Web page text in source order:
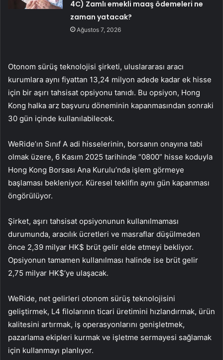
4C) Zamlı emekli maaş ödemeleri ne
zaman yatacak?
Ağustos 7, 2026
Otonom sürüş teknolojisi şirketi, uluslararası aracı
kurumlara aynı fiyattan 13,24 milyon adede kadar ek hisse
için bir aşırı tahsisat opsiyonu tanıdı. Bu opsiyon, Hong
Kong halka arz başvuru döneminin kapanmasından sonraki
30 gün içinde kullanılabilecek.
WeRide’ın Sınıf A adi hisselerinin, borsanın onayına tabi
olmak üzere, 6 Kasım 2025 tarihinde “0800” hisse koduyla
Hong Kong Borsası Ana Kurulu’nda işlem görmeye
başlaması bekleniyor. Küresel teklifin aynı gün kapanması
öngörülüyor.
Şirket, aşırı tahsisat opsiyonunun kullanılmaması
durumunda, aracılık ücretleri ve masraflar düşülmeden
önce 2,39 milyar HK$ brüt gelir elde etmeyi bekliyor.
Opsiyonun tamamen kullanılması halinde ise brüt gelir
2,75 milyar HK$’ye ulaşacak.
WeRide, net gelirleri otonom sürüş teknolojisini
geliştirmek, L4 filolarının ticari üretimini hızlandırmak, ürün
kalitesini artırmak, iş operasyonlarını genişletmek,
pazarlama ekipleri kurmak ve işletme sermayesi sağlamak
için kullanmayı planlıyor.